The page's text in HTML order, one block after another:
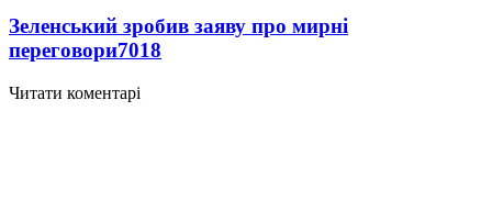
Зеленський зробив заяву про мирні
переговори7018
Читати коментарі